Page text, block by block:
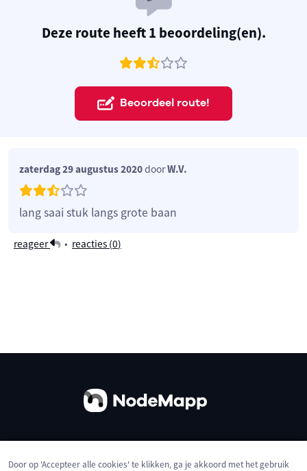
Deze route heeft 1 beoordeling(en).
Beoordeel route!
zaterdag 29 augustus 2020doorW.V.
lang saai stuk langs grote baan
reageer • reacties (0)
Door op 'Accepteer alle cookies' te klikken, ga je akkoord met het gebruik